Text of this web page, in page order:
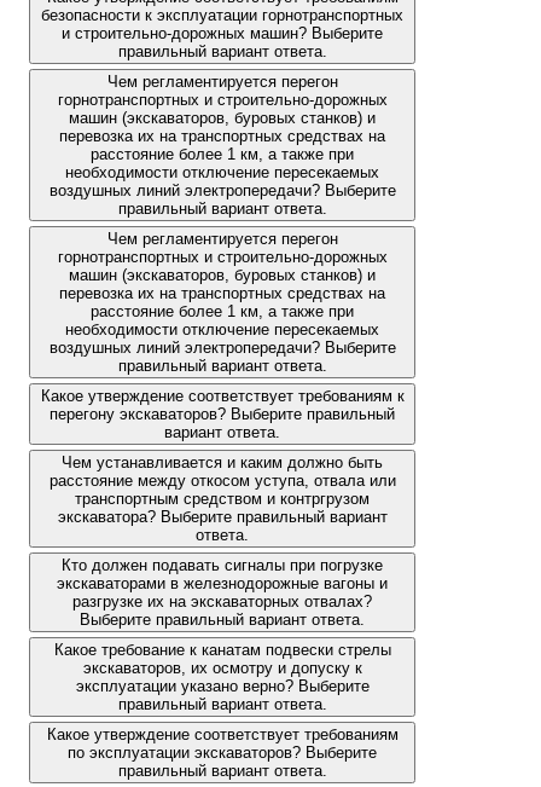
безопасности к эксплуатации горнотранспортных
и строительно-дорожных машин? Выберите
правильный вариант ответа.
Чем регламентируется перегон
горнотранспортных и строительно-дорожных
машин (экскаваторов, буровых станков) и
перевозка их на транспортных средствах на
расстояние более 1 км, а также при
необходимости отключение пересекаемых
воздушных линий электропередачи? Выберите
правильный вариант ответа.
Чем регламентируется перегон
горнотранспортных и строительно-дорожных
машин (экскаваторов, буровых станков) и
перевозка их на транспортных средствах на
расстояние более 1 км, а также при
необходимости отключение пересекаемых
воздушных линий электропередачи? Выберите
правильный вариант ответа.
Какое утверждение соответствует требованиям к
перегону экскаваторов? Выберите правильный
вариант ответа.
Чем устанавливается и каким должно быть
расстояние между откосом уступа, отвала или
транспортным средством и контргрузом
экскаватора? Выберите правильный вариант
ответа.
Кто должен подавать сигналы при погрузке
экскаваторами в железнодорожные вагоны и
разгрузке их на экскаваторных отвалах?
Выберите правильный вариант ответа.
Какое требование к канатам подвески стрелы
экскаваторов, их осмотру и допуску к
эксплуатации указано верно? Выберите
правильный вариант ответа.
Какое утверждение соответствует требованиям
по эксплуатации экскаваторов? Выберите
правильный вариант ответа.